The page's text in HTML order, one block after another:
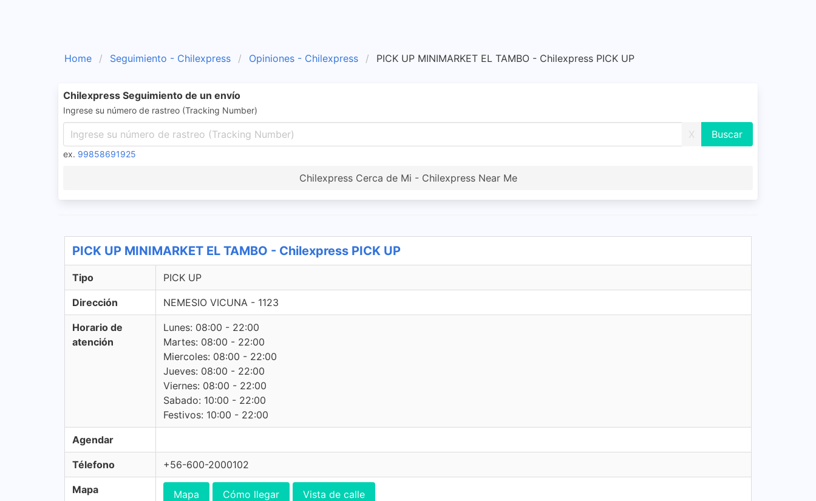
Home Seguimiento - Chilexpress Opiniones - Chilexpress PICK UP MINIMARKET EL TAMBO - Chilexpress PICK UP
Chilexpress Seguimiento de un envío
Ingrese su número de rastreo (Tracking Number)
X
ex. 99858691925
Chilexpress Cerca de Mi - Chilexpress Near Me
PICK UP MINIMARKET EL TAMBO - Chilexpress PICK UP
Tipo PICK UP
Dirección NEMESIO VICUNA - 1123
Horario de
atención
Lunes: 08:00 - 22:00
Martes: 08:00 - 22:00
Miercoles: 08:00 - 22:00
Jueves: 08:00 - 22:00
Viernes: 08:00 - 22:00
Sabado: 10:00 - 22:00
Festivos: 10:00 - 22:00
Agendar
Télefono +56-600-2000102
Mapa Mapa Cómo llegar Vista de calle